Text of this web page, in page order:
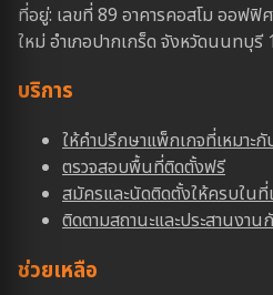
ที่อยู่: เลขที่ 89 อาคารคอสโม ออฟ
ใหม่ อำเภอปากเกร็ด จังหวัดนนทบุรี
บริการ
ให้คำปรึกษาแพ็กเกจที่เหมาะ
ตรวจสอบพื้นที่ติดตั้งฟรี
สมัครและนัดติดตั้งให้ครบในที่
ติดตามสถานะและประสานงา
ช่วยเหลือ